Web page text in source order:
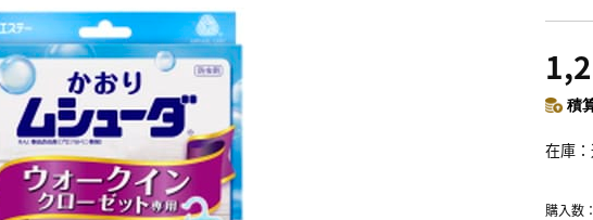
積
在庫
購入数